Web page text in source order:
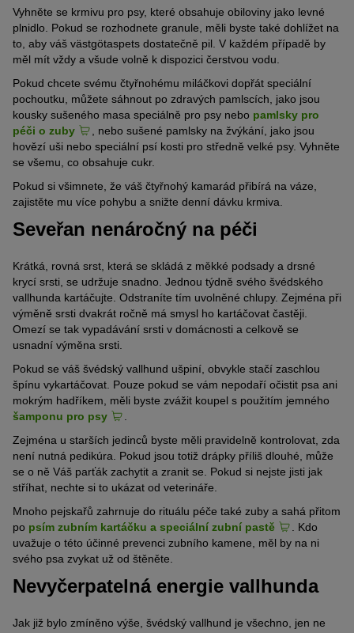
Vyhněte se krmivu pro psy, které obsahuje obiloviny jako levné
plnidlo. Pokud se rozhodnete granule, měli byste také dohlížet na
to, aby váš västgötaspets dostatečně pil. V každém případě by
měl mít vždy a všude volně k dispozici čerstvou vodu.
Pokud chcete svému čtyřnohému miláčkovi dopřát speciální
pochoutku, můžete sáhnout po zdravých pamlscích, jako jsou
kousky sušeného masa speciálně pro psy nebo pamlsky pro
péči o zuby
, nebo sušené pamlsky na žvýkání, jako jsou
hovězí uši nebo speciální psí kosti pro středně velké psy. Vyhněte
se všemu, co obsahuje cukr.
Pokud si všimnete, že váš čtyřnohý kamarád přibírá na váze,
zajistěte mu více pohybu a snižte denní dávku krmiva.
Seveřan nenáročný na péči
Krátká, rovná srst, která se skládá z měkké podsady a drsné
krycí srsti, se udržuje snadno. Jednou týdně svého švédského
vallhunda kartáčujte. Odstraníte tím uvolněné chlupy. Zejména při
výměně srsti dvakrát ročně má smysl ho kartáčovat častěji.
Omezí se tak vypadávání srsti v domácnosti a celkově se
usnadní výměna srsti.
Pokud se váš švédský vallhund ušpiní, obvykle stačí zaschlou
špínu vykartáčovat. Pouze pokud se vám nepodaří očistit psa ani
mokrým hadříkem, měli byste zvážit koupel s použitím jemného
šamponu pro psy
Zejména u starších jedinců byste měli pravidelně kontrolovat, zda
není nutná pedikúra. Pokud jsou totiž drápky příliš dlouhé, může
se o ně Váš parťák zachytit a zranit se. Pokud si nejste jisti jak
stříhat, nechte si to ukázat od veterináře.
Mnoho pejskařů zahrnuje do rituálu péče také zuby a sahá přitom
po psím zubním kartáčku a speciální zubní pastě
. Kdo
uvažuje o této účinné prevenci zubního kamene, měl by na ni
svého psa zvykat už od štěněte.
Nevyčerpatelná energie vallhunda
Jak již bylo zmíněno výše, švédský vallhund je všechno, jen ne